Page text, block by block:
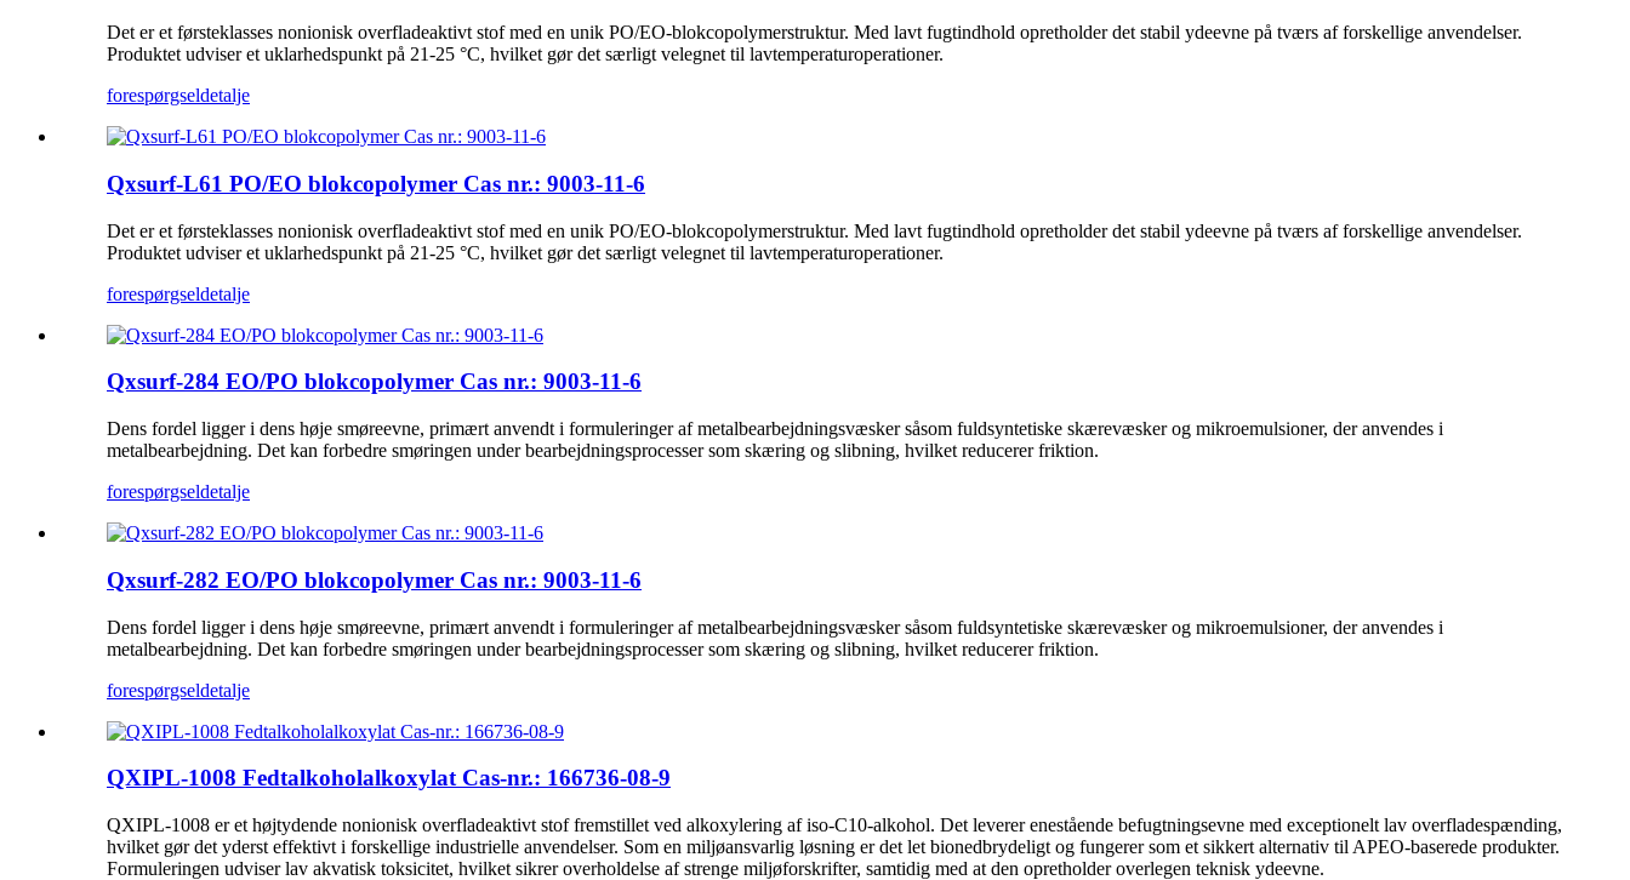
Det er et førsteklasses nonionisk overfladeaktivt stof med en unik PO/EO-blokcopolymerstruktur. Med lavt fugtindhold opretholder det stabil ydeevne på tværs af forskellige anvendelser.
Produktet udviser et uklarhedspunkt på 21-25 °C, hvilket gør det særligt velegnet til lavtemperaturoperationer.
forespørgseldetalje
Qxsurf-L61 PO/EO blokcopolymer Cas nr.: 9003-11-6
Det er et førsteklasses nonionisk overfladeaktivt stof med en unik PO/EO-blokcopolymerstruktur. Med lavt fugtindhold opretholder det stabil ydeevne på tværs af forskellige anvendelser.
Produktet udviser et uklarhedspunkt på 21-25 °C, hvilket gør det særligt velegnet til lavtemperaturoperationer.
forespørgseldetalje
Qxsurf-284 EO/PO blokcopolymer Cas nr.: 9003-11-6
Dens fordel ligger i dens høje smøreevne, primært anvendt i formuleringer af metalbearbejdningsvæsker såsom fuldsyntetiske skærevæsker og mikroemulsioner, der anvendes i
metalbearbejdning. Det kan forbedre smøringen under bearbejdningsprocesser som skæring og slibning, hvilket reducerer friktion.
forespørgseldetalje
Qxsurf-282 EO/PO blokcopolymer Cas nr.: 9003-11-6
Dens fordel ligger i dens høje smøreevne, primært anvendt i formuleringer af metalbearbejdningsvæsker såsom fuldsyntetiske skærevæsker og mikroemulsioner, der anvendes i
metalbearbejdning. Det kan forbedre smøringen under bearbejdningsprocesser som skæring og slibning, hvilket reducerer friktion.
forespørgseldetalje
QXIPL-1008 Fedtalkoholalkoxylat Cas-nr.: 166736-08-9
QXIPL-1008 er et højtydende nonionisk overfladeaktivt stof fremstillet ved alkoxylering af iso-C10-alkohol. Det leverer enestående befugtningsevne med exceptionelt lav overfladespænding,
hvilket gør det yderst effektivt i forskellige industrielle anvendelser. Som en miljøansvarlig løsning er det let bionedbrydeligt og fungerer som et sikkert alternativ til APEO-baserede produkter.
Formuleringen udviser lav akvatisk toksicitet, hvilket sikrer overholdelse af strenge miljøforskrifter, samtidig med at den opretholder overlegen teknisk ydeevne.